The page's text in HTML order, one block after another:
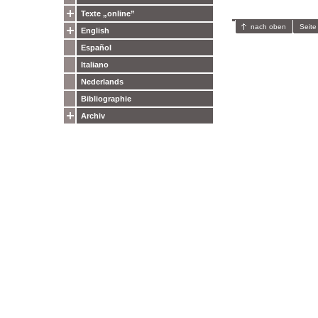
Texte „online”
English
Español
Italiano
Nederlands
Bibliographie
Archiv
nach oben Seite